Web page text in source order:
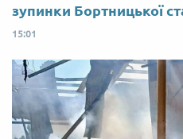
зупинки Бортницької
15:01